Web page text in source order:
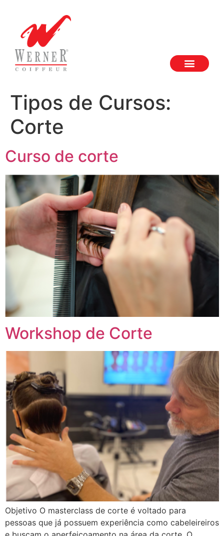
Tipos de Cursos:
Corte
Curso de corte
Workshop de Corte
Objetivo O masterclass de corte é voltado para
pessoas que já possuem experiência como cabeleireiros